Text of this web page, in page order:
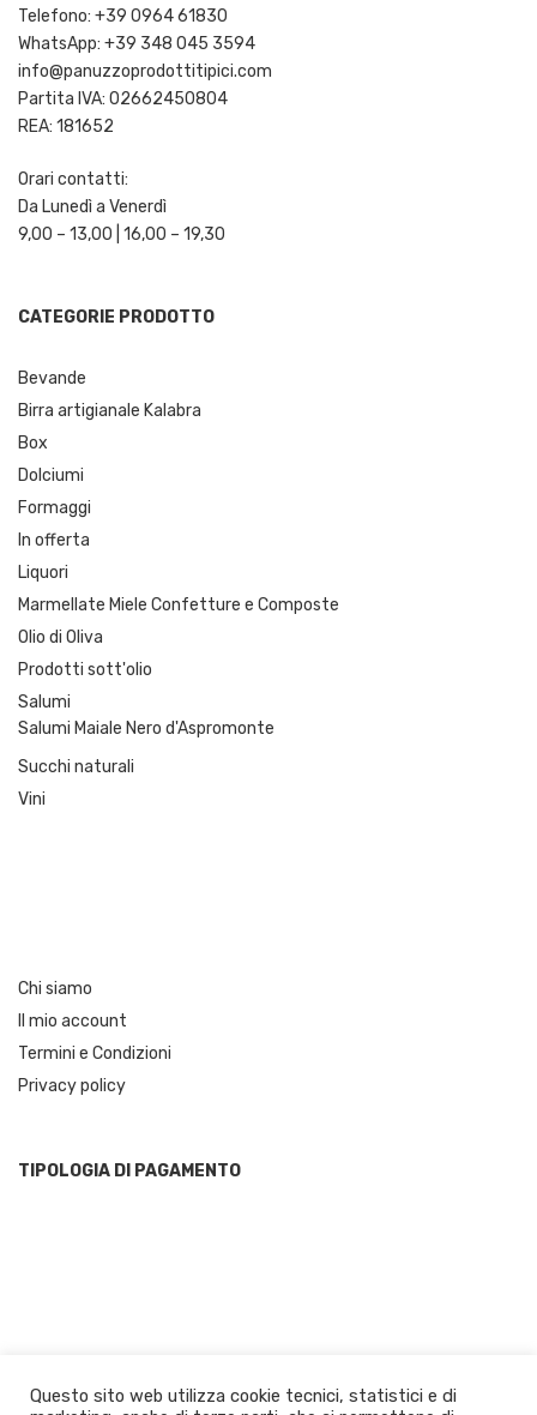
Telefono: +39 0964 61830
WhatsApp: +39 348 045 3594
info@panuzzoprodottitipici.com
Partita IVA: 02662450804
REA: 181652
Orari contatti:
Da Lunedì a Venerdì
9,00 – 13,00 | 16,00 – 19,30
CATEGORIE PRODOTTO
Bevande
Birra artigianale Kalabra
Box
Dolciumi
Formaggi
In offerta
Liquori
Marmellate Miele Confetture e Composte
Olio di Oliva
Prodotti sott'olio
Salumi
Salumi Maiale Nero d'Aspromonte
Succhi naturali
Vini
Chi siamo
Il mio account
Termini e Condizioni
Privacy policy
TIPOLOGIA DI PAGAMENTO
© 2021 JustCalabria.com by Panuzzo Prodotti Tipici | Calabrian Food
Questo sito web utilizza cookie tecnici, statistici e di